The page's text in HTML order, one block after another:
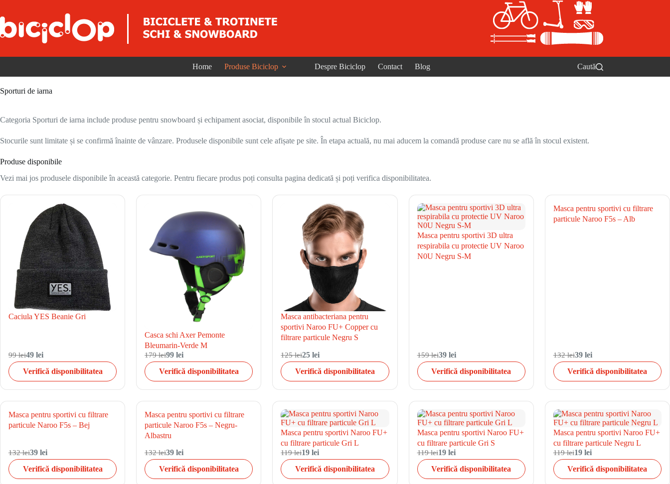
Home Produse Biciclop Despre Biciclop Contact Blog Caută
Sporturi de iarna
Categoria Sporturi de iarna include produse pentru snowboard și echipament asociat, disponibile în stocul actual Biciclop.
Stocurile sunt limitate și se confirmă înainte de vânzare. Produsele disponibile sunt cele afișate pe site. În etapa actuală, nu mai aducem la comandă produse care nu se află în stocul existent.
Produse disponibile
Vezi mai jos produsele disponibile în această categorie. Pentru fiecare produs poți consulta pagina dedicată și poți verifica disponibilitatea.
Caciula YES Beanie Gri
99 lei49 lei
Verifică disponibilitatea
Casca schi Axer Pemonte
Bleumarin-Verde M
179 lei99 lei
Verifică disponibilitatea
Masca antibacteriana pentru
sportivi Naroo FU+ Copper cu
filtrare particule Negru S
125 lei25 lei
Verifică disponibilitatea
Masca pentru sportivi 3D ultra
respirabila cu protectie UV Naroo
N0U Negru S-M
159 lei39 lei
Verifică disponibilitatea
Masca pentru sportivi cu filtrare
particule Naroo F5s – Alb
132 lei39 lei
Verifică disponibilitatea
Masca pentru sportivi cu filtrare
particule Naroo F5s – Bej
132 lei39 lei
Verifică disponibilitatea
Masca pentru sportivi cu filtrare
particule Naroo F5s – Negru-
Albastru
132 lei39 lei
Verifică disponibilitatea
Masca pentru sportivi Naroo FU+
cu filtrare particule Gri L
119 lei19 lei
Verifică disponibilitatea
Masca pentru sportivi Naroo FU+
cu filtrare particule Gri S
119 lei19 lei
Verifică disponibilitatea
Masca pentru sportivi Naroo FU+
cu filtrare particule Negru L
119 lei19 lei
Verifică disponibilitatea